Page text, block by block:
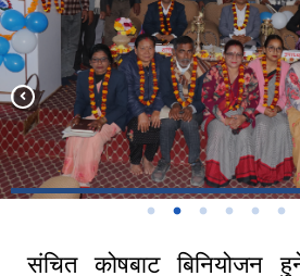
संचित कोषबाट बिनियोजन